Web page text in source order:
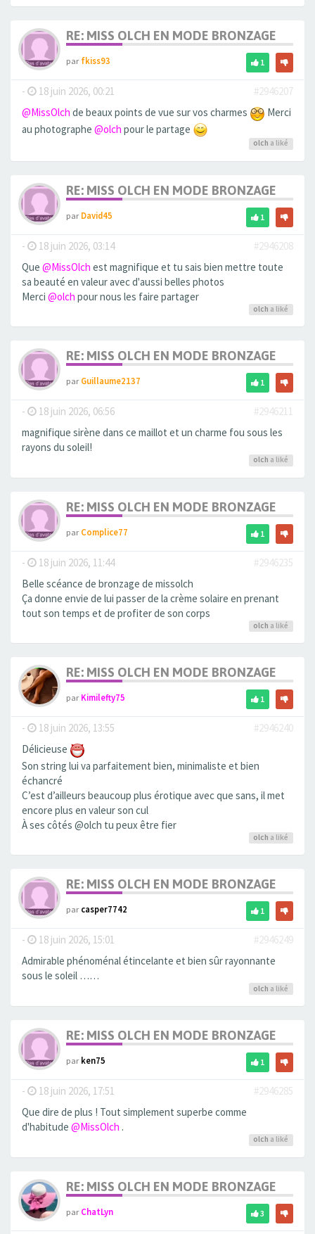
RE: MISS OLCH EN MODE BRONZAGE
parfkiss93 1
- 18 juin 2026, 00:21
#2946207
@MissOlch de beaux points de vue sur vos charmes
Merci
au photographe @olch pour le partage
olch a liké
RE: MISS OLCH EN MODE BRONZAGE
parDavid45 1
- 18 juin 2026, 03:14
#2946208
Que @MissOlch est magnifique et tu sais bien mettre toute
sa beauté en valeur avec d'aussi belles photos
Merci @olch pour nous les faire partager
olch a liké
RE: MISS OLCH EN MODE BRONZAGE
parGuillaume2137 1
- 18 juin 2026, 06:56
#2946211
magnifique sirène dans ce maillot et un charme fou sous les
rayons du soleil!
olch a liké
RE: MISS OLCH EN MODE BRONZAGE
parComplice77 1
- 18 juin 2026, 11:44
#2946235
Belle scéance de bronzage de missolch
Ça donne envie de lui passer de la crème solaire en prenant
tout son temps et de profiter de son corps
olch a liké
RE: MISS OLCH EN MODE BRONZAGE
parKimilefty75 1
- 18 juin 2026, 13:55
#2946240
Délicieuse
Son string lui va parfaitement bien, minimaliste et bien
échancré
C’est d’ailleurs beaucoup plus érotique avec que sans, il met
encore plus en valeur son cul
À ses côtés @olch tu peux être fier
olch a liké
RE: MISS OLCH EN MODE BRONZAGE
parcasper7742 1
- 18 juin 2026, 15:01
#2946249
Admirable phénoménal étincelante et bien sûr rayonnante
sous le soleil ……
olch a liké
RE: MISS OLCH EN MODE BRONZAGE
parken75 1
- 18 juin 2026, 17:51
#2946285
Que dire de plus ! Tout simplement superbe comme
d'habitude @MissOlch .
olch a liké
RE: MISS OLCH EN MODE BRONZAGE
parChatLyn 3